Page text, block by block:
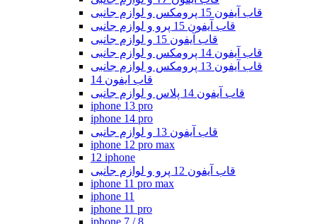
قاب آیفون 15 پرومکس و لوازم جانبی
قاب آیفون 15 پرو و لوازم جانبی
قاب آیفون 15 و لوازم جانبی
قاب آیفون 14 پرومکس و لوازم جانبی
قاب آیفون 13 پرومکس و لوازم جانبی
قاب ایفون 14
قاب آیفون 14 پلاس و لوازم جانبی
iphone 13 pro
iphone 14 pro
قاب آیفون 13 و لوازم جانبی
iphone 12 pro max
12 iphone
قاب آیفون 12 پرو و لوازم جانبی
iphone 11 pro max
iphone 11
iphone 11 pro
iphone 7 / 8